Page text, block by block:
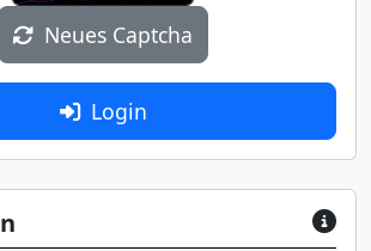
Neues Captcha
Login